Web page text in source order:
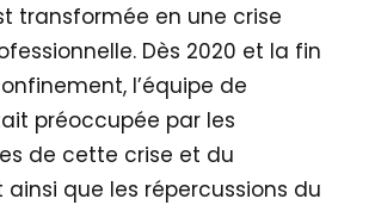
transformée en une crise
Dès 2020 et la fin
l’équipe de
préoccupée par les
de cette crise et du
que les répercussions du